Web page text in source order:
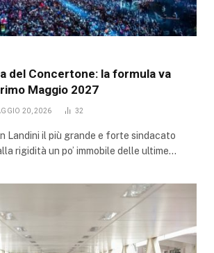
del Concertone: la formula va
Maggio 2027
20, 2026 32
Landini il più grande e forte sindacato
rigidità un po’ immobile delle ultime…